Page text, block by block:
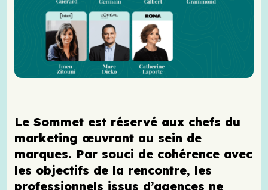
Le Sommet est réservé aux chefs du
marketing œuvrant au sein de
marques. Par souci de cohérence avec
les objectifs de la rencontre, les
professionnels issus d’agences ne